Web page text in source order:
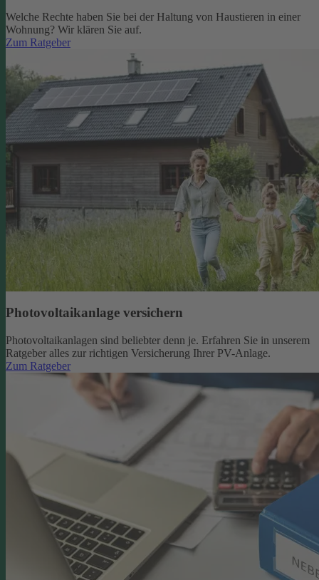
Welche Rechte haben Sie bei der Haltung von Haustieren in einer
Wohnung? Wir klären Sie auf.
Zum Ratgeber
Photovoltaikanlage versichern
Photovoltaikanlagen sind beliebter denn je. Erfahren Sie in unserem
Ratgeber alles zur richtigen Versicherung Ihrer PV-Anlage.
Zum Ratgeber